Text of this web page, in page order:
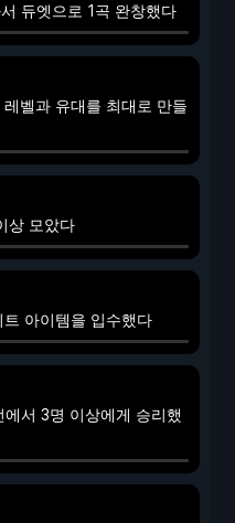
듀엣으로 1곡 완창했다
벨과 유대를 최대로 만들
상 모았다
아이템을 입수했다
서 3명 이상에게 승리했